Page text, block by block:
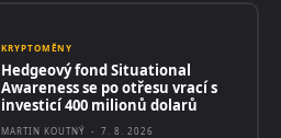
KRYPTOMĚNY
Hedgeový fond Situational
Awareness se po otřesu vrací s
investicí 400 milionů dolarů
MARTIN KOUTNÝ - 7. 8. 2026